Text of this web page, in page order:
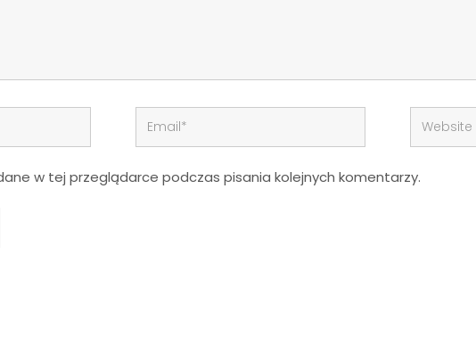
w tej przeglądarce podczas pisania kolejnych komentarzy.